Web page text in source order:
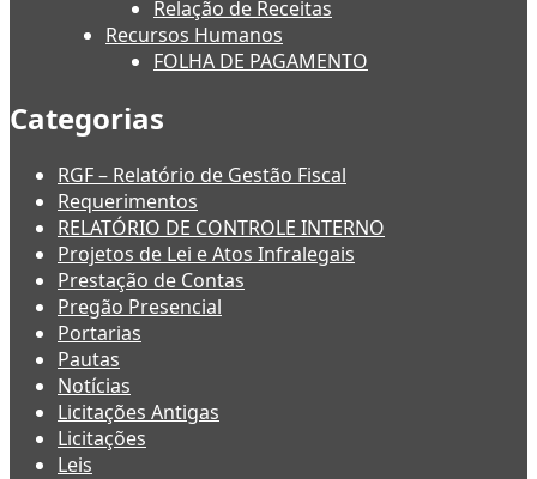
Relação de Receitas
Recursos Humanos
FOLHA DE PAGAMENTO
Categorias
RGF – Relatório de Gestão Fiscal
Requerimentos
RELATÓRIO DE CONTROLE INTERNO
Projetos de Lei e Atos Infralegais
Prestação de Contas
Pregão Presencial
Portarias
Pautas
Notícias
Licitações Antigas
Licitações
Leis